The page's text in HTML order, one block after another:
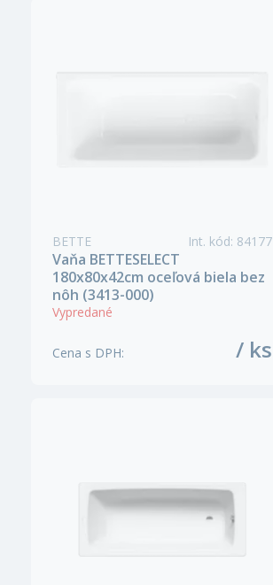
BETTE Int. kód: 84177
Vaňa BETTESELECT
180x80x42cm oceľová biela bez
nôh (3413-000)
Vypredané
Cena s DPH: / ks